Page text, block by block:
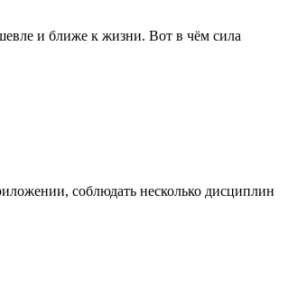
и ближе к жизни. Вот в чём сила
соблюдать несколько дисциплин